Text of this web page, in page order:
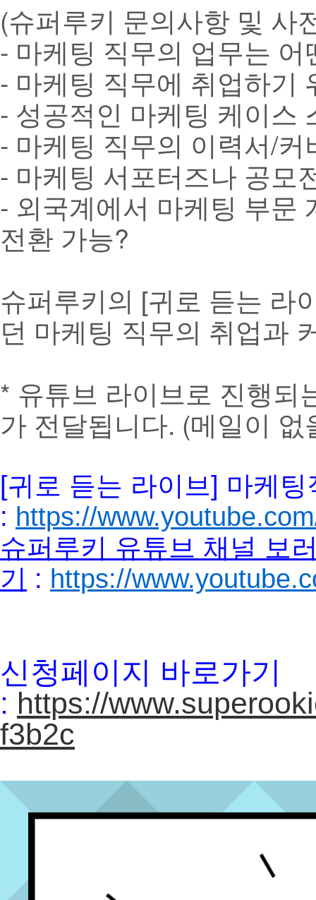
(슈퍼루키 문의사항 및 사
- 마케팅 직무의 업무는
- 마케팅 직무에 취업하기
- 성공적인 마케팅 케이스
- 마케팅 직무의 이력서/
- 마케팅 서포터즈나 공모
- 외국계에서 마케팅 부문
전환 가능?
슈퍼루키의 [귀로 듣는 라
던 마케팅 직무의 취업과
* 유튜브 라이브로 진행되
가 전달됩니다. (메일이
[귀로 듣는 라이브] 마케
: https://
슈퍼루키 유튜브 채널 보
기 : https://
신청페이지 바로가기
: https://
f3b2c